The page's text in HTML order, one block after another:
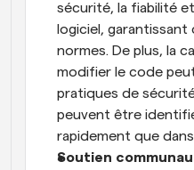
sécurité, la fiabilité
logiciel, garantissant
normes. De plus, la
modifier le code
pratiques de
peuvent être
rapidement que
Soutien